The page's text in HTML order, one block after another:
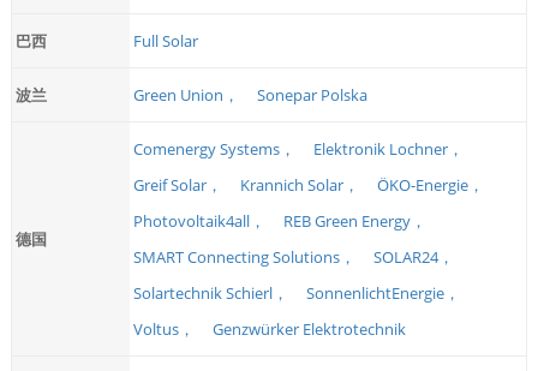
巴西 Full Solar
波兰 Green Union， Sonepar Polska
德国
Comenergy Systems，
Elektronik Lochner，
Greif Solar，
Krannich Solar，
ÖKO-Energie，
Photovoltaik4all，
REB Green Energy，
SMART Connecting Solutions，
SOLAR24，
Solartechnik Schierl，
SonnenlichtEnergie，
Voltus，
Genzwürker Elektrotechnik